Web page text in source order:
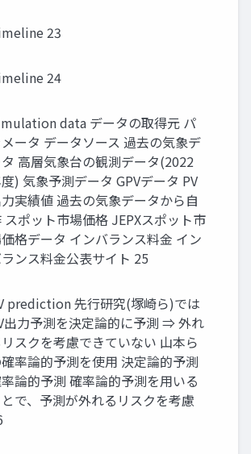
23
24
data データの取得元 パ
ータ データソース 過去の気象デ
高層気象台の観測データ(2022
) 気象予測データ GPVデータ PV
実績値 過去の気象データから自
スポット市場価格 JEPXスポット市
格データ インバランス料金 イン
ンス料金公表サイト 25
prediction 先行研究(塚崎ら)では
出力予測を決定論的に予測 ⇒ 外れ
スクを考慮できていない 山本ら
率論的予測を使用 決定論的予測
論的予測 確率論的予測を用いる
とで、予測が外れるリスクを考慮